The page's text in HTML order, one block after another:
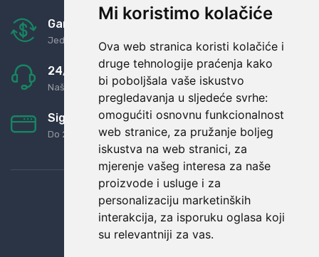
Mi koristimo kolačiće
Ova web stranica koristi kolačiće i
druge tehnologije praćenja kako
bi poboljšala vaše iskustvo
pregledavanja u sljedeće svrhe:
omogućiti osnovnu funkcionalnost
web stranice, za pružanje boljeg
iskustva na web stranici, za
mjerenje vašeg interesa za naše
proizvode i usluge i za
personalizaciju marketinških
interakcija, za isporuku oglasa koji
su relevantniji za vas.
Garancija u povrat novaca
Jednostavno pravilo: Roba za novac
24/7 odlična podrška
Naši agenti uvijek na raspolaganju
Sigurno obročno plaćanje
Do 24 rata bez kamata